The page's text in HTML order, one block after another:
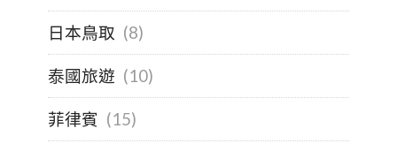
日本鳥取 (8)
泰國旅遊 (10)
菲律賓 (15)